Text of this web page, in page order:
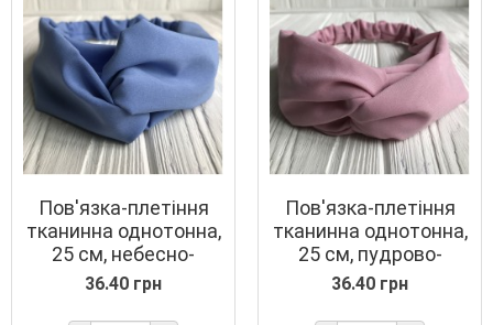
Пов'язка-плетіння
тканинна однотонна,
25 см, небесно-
блакитна, шт.
36.40 грн
Пов'язка-плетіння
тканинна однотонна,
25 см, пудрово-
рожевий, шт.
36.40 грн